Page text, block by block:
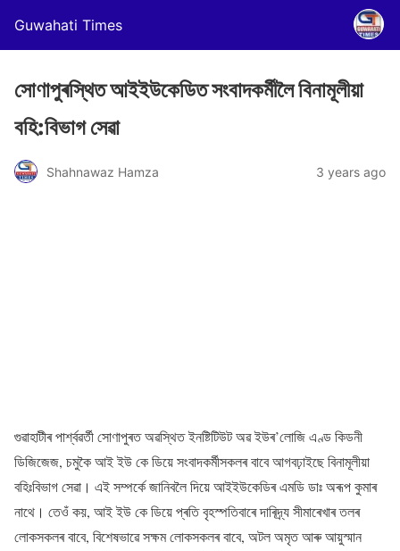
Guwahati Times
সোণাপুৰস্থিত আইইউকেডিত সংবাদকৰ্মীলৈ বিনামূলীয়া
বহি:বিভাগ সেৱা
Shahnawaz Hamza 3 years ago
গুৱাহাটীৰ পাৰ্শ্বৱৰ্তী সোণাপুৰত অৱস্থিত ইনষ্টিটিউট অৱ ইউৰ’লোজি এণ্ড কিডনী
ডিজিজেজ, চমুকৈ আই ইউ কে ডিয়ে সংবাদকৰ্মীসকলৰ বাবে আগবঢ়াইছে বিনামূলীয়া
বহিঃবিভাগ সেৱা। এই সম্পৰ্কে জানিবলৈ দিয়ে আইইউকেডিৰ এমডি ডাঃ অৰূপ কুমাৰ
নাথে। তেওঁ কয়, আই ইউ কে ডিয়ে প্ৰতি বৃহস্পতিবাৰে দাৰিদ্ৰ্য সীমাৰেখাৰ তলৰ
লোকসকলৰ বাবে, বিশেষভাৱে সক্ষম লোকসকলৰ বাবে, অটল অমৃত আৰু আয়ুস্মান